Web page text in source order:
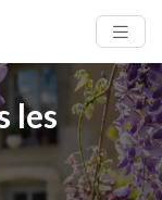
les